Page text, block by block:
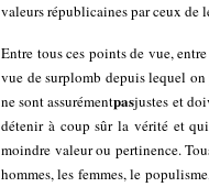
valeurs républicaines par ceux de
Entre tous ces points de vue,
vue de surplomb depuis lequel
ne sont assurémentpasjustes et
détenir à coup sûr la vérité et
moindre valeur ou pertinence.
hommes, les femmes, le